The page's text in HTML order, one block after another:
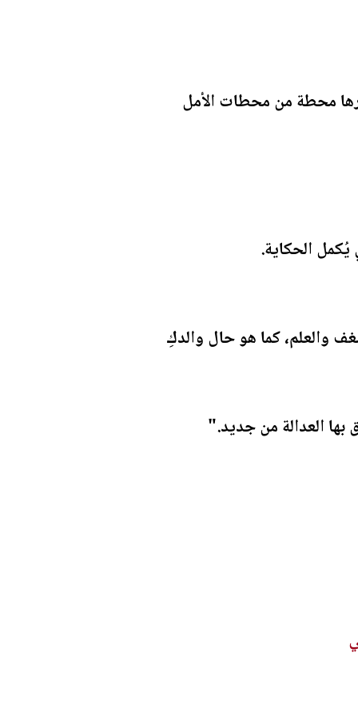
محطة من محطات الأمل
يُكمل الحكاية.
والعلم، كما هو حال والدكِ
العدالة من جديد."